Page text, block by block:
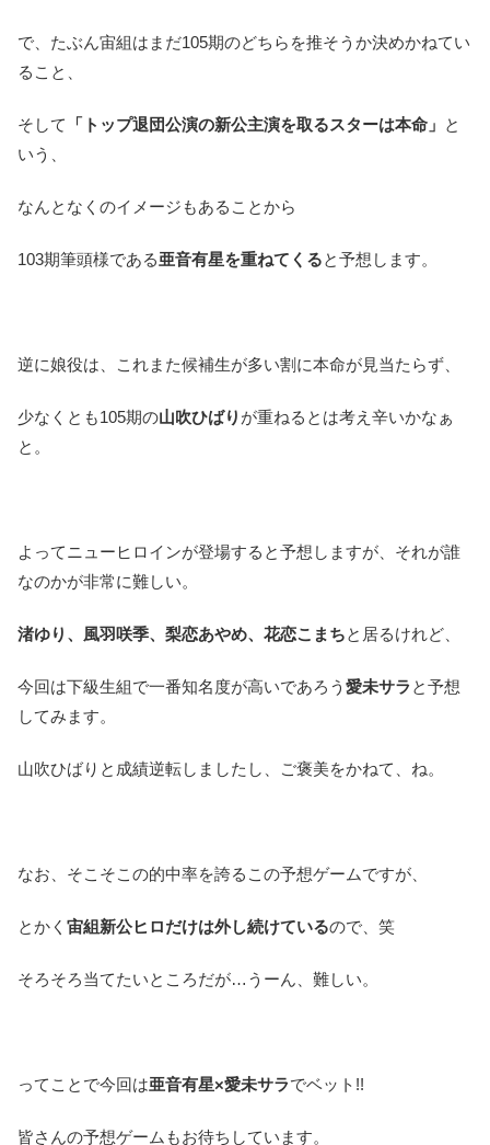
で、たぶん宙組はまだ105期のどちらを推そうか決めかねてい
ること、
そして 「トップ退団公演の新公主演を取るスターは本命」 と
いう、
なんとなくのイメージもあることから
103期筆頭様である亜音有星を重ねてくると予想します。
逆に娘役は、これまた候補生が多い割に本命が見当たらず、
少なくとも105期の山吹ひばり が重ねるとは考え辛いかなぁ
と。
よってニューヒロインが登場すると予想しますが、それが誰
なのかが非常に難しい。
渚ゆり、風羽咲季、梨恋あやめ、花恋こまちと居るけれど、
今回は下級生組で一番知名度が高いであろう 愛未サラと予想
してみます。
山吹ひばりと成績逆転しましたし、ご褒美をかねて、ね。
なお、そこそこの的中率を誇るこの予想ゲームですが、
とかく 宙組新公ヒロだけは外し続けているので、笑
そろそろ当てたいところだが…うーん、難しい。
ってことで今回は亜音有星×愛未サラでベット!!
皆さんの予想ゲームもお待ちしています。